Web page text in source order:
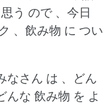
う ので 、今日
、飲み物 に つい
なさん は 、どん
んな 飲み物 を よ